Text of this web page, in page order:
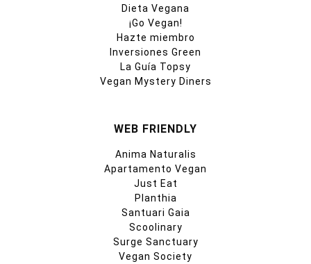
Dieta Vegana
¡Go Vegan!
Hazte miembro
Inversiones Green
La Guía Topsy
Vegan Mystery Diners
WEB FRIENDLY
Anima Naturalis
Apartamento Vegan
Just Eat
Planthia
Santuari Gaia
Scoolinary
Surge Sanctuary
Vegan Society